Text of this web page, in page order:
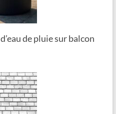
de pluie sur balcon